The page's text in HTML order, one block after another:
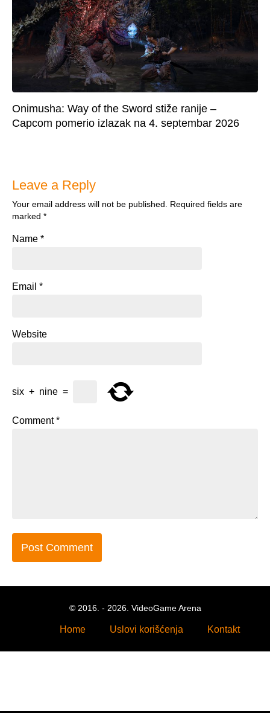
Onimusha: Way of the Sword stiže ranije –
Capcom pomerio izlazak na 4. septembar 2026
Leave a Reply
Your email address will not be published. Required fields are
marked *
Name *
Email *
Website
six + nine =
Comment*
© 2016. - 2026. VideoGame Arena
Home Uslovi korišćenja Kontakt